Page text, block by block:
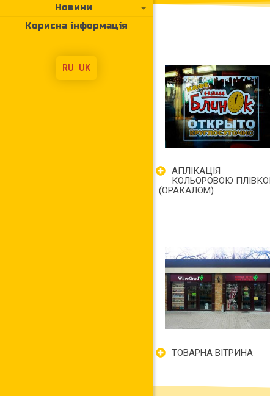
Новини
Корисна інформація
RU UK
АПЛІКАЦІЯ
КОЛЬОРОВОЮ
(ОРАКАЛОМ)
ТОВАРНА ВІТРИНА